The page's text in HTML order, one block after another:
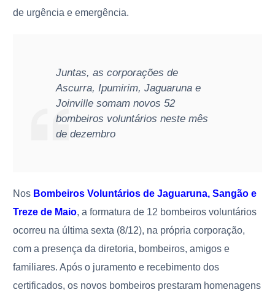
de urgência e emergência.
Juntas, as corporações de
Ascurra, Ipumirim, Jaguaruna e
Joinville somam novos 52
bombeiros voluntários neste mês
de dezembro
Nos Bombeiros Voluntários de Jaguaruna, Sangão e
Treze de Maio, a formatura de 12 bombeiros voluntários
ocorreu na última sexta (8/12), na própria corporação,
com a presença da diretoria, bombeiros, amigos e
familiares. Após o juramento e recebimento dos
certificados, os novos bombeiros prestaram homenagens